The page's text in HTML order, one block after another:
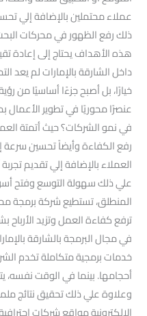
عملاء محتملين بالإضافة إلي
ذلك رفع الظهور في محركات
هذه الأهداف يحتاج إلى إعادة
داخل الشارقة بالإمارات لم يعد
عنصرًا محوريًا في تطوير
في نمو الشركات؟ حيث أتمتة
رفع الكفاءة وأيضاً تحسين سرعة
العملاء بالإضافة إلي تقديم
علي ذلك سهولة التوسع وفتح
المنطلق، تستطيع شركة برمجة
خدمات برمجية متكاملة تخدم
أحجامها. بينما في الوقت نفسه،
الإلكترونية مواقع شركات